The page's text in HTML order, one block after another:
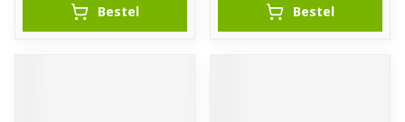
Bestel Bestel